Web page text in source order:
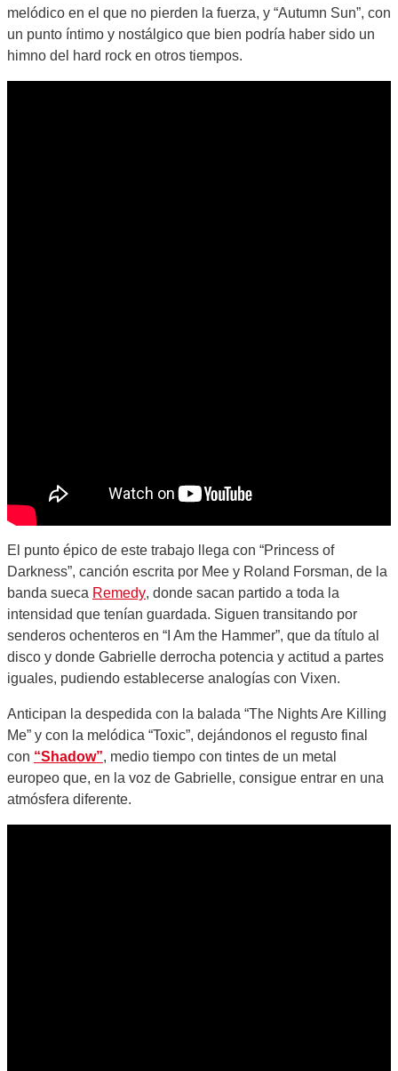
melódico en el que no pierden la fuerza, y “Autumn Sun”, con
un punto íntimo y nostálgico que bien podría haber sido un
himno del hard rock en otros tiempos.
El punto épico de este trabajo llega con “Princess of
Darkness”, canción escrita por Mee y Roland Forsman, de la
banda sueca Remedy, donde sacan partido a toda la
intensidad que tenían guardada. Siguen transitando por
senderos ochenteros en “I Am the Hammer”, que da título al
disco y donde Gabrielle derrocha potencia y actitud a partes
iguales, pudiendo establecerse analogías con Vixen.
Anticipan la despedida con la balada “The Nights Are Killing
Me” y con la melódica “Toxic”, dejándonos el regusto final
con “Shadow”, medio tiempo con tintes de un metal
europeo que, en la voz de Gabrielle, consigue entrar en una
atmósfera diferente.